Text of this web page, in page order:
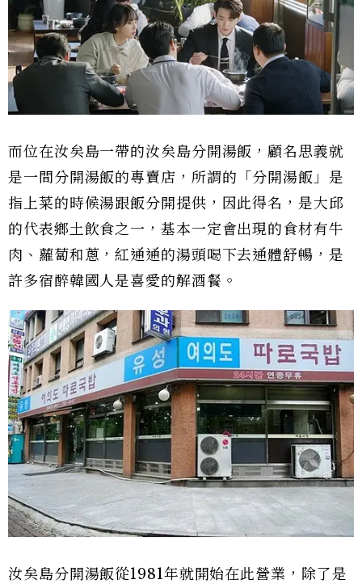
而位在汝矣島一帶的汝矣島分開湯飯，顧名思義就
是一間分開湯飯的專賣店，所謂的「分開湯飯」是
指上菜的時候湯跟飯分開提供，因此得名，是大邱
的代表鄉土飲食之一，基本一定會出現的食材有牛
肉、蘿蔔和蔥，紅通通的湯頭喝下去通體舒暢，是
許多宿醉韓國人是喜愛的解酒餐。
汝矣島分開湯飯從1981年就開始在此營業，除了是